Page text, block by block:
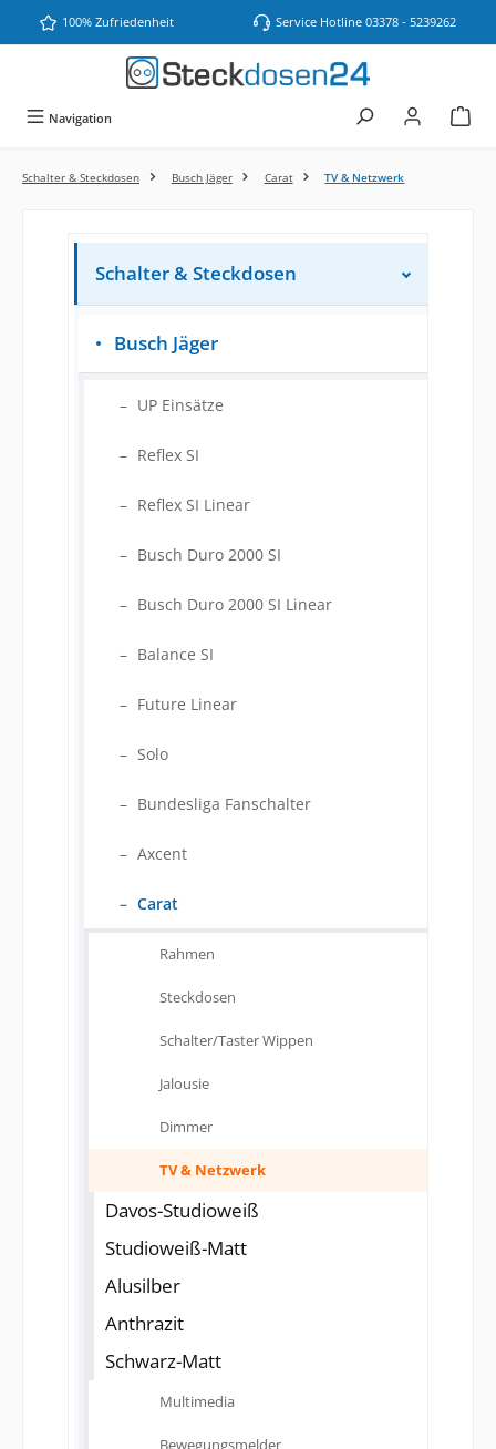
Zum Hauptinhalt springen
100% Zufriedenheit Service Hotline 03378 - 5239262
Navigation
Schalter & Steckdosen Busch Jäger Carat TV & Netzwerk
Schalter & Steckdosen
Busch Jäger
UP Einsätze
Reflex SI
Reflex SI Linear
Busch Duro 2000 SI
Busch Duro 2000 SI Linear
Balance SI
Future Linear
Solo
Bundesliga Fanschalter
Axcent
Carat
Rahmen
Steckdosen
Schalter/Taster Wippen
Jalousie
Dimmer
TV & Netzwerk
Davos-Studioweiß
Studioweiß-Matt
Alusilber
Anthrazit
Schwarz-Matt
Multimedia
Bewegungsmelder